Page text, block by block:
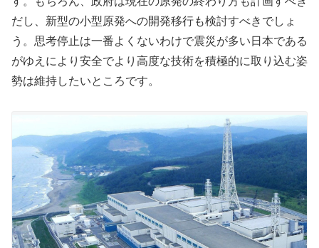
だし、新型の小型原発への開発移行も検討すべきでしょ
う。思考停止は一番よくないわけで震災が多い日本である
がゆえにより安全でより高度な技術を積極的に取り込む姿
勢は維持したいところです。